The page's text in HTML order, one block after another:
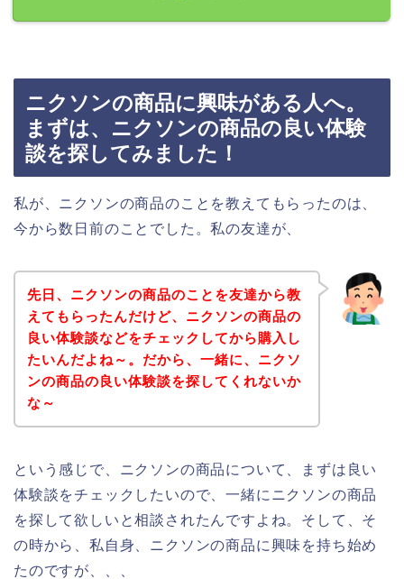
ニクソンの商品に興味がある人へ。
まずは、ニクソンの商品の良い体験
談を探してみました！
私が、ニクソンの商品のことを教えてもらったのは、
今から数日前のことでした。私の友達が、
先日、ニクソンの商品のことを友達から教
えてもらったんだけど、ニクソンの商品の
良い体験談などをチェックしてから購入し
たいんだよね～。だから、一緒に、ニクソ
ンの商品の良い体験談を探してくれないか
な～
という感じで、ニクソンの商品について、まずは良い
体験談をチェックしたいので、一緒にニクソンの商品
を探して欲しいと相談されたんですよね。そして、そ
の時から、私自身、ニクソンの商品に興味を持ち始め
たのですが、、、